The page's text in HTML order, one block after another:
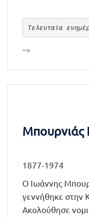
Τελευταία
-->
Μπουρνιάς
1877-1974
Ο Ιωάννης
γεννήθηκε στην
Ακολούθησε